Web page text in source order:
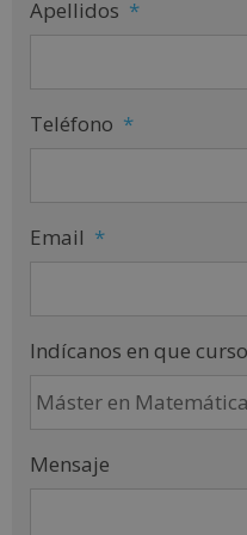
Apellidos *
Teléfono *
Email *
Indícanos en que
Mensaje